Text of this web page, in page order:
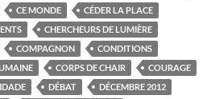
CE MONDE
CÉDER LA PLACE
CHERCHEURS DE LUMIÈRE
COMPAGNON
CONDITIONS
CORPS DE CHAIR
COURAGE
DÉBAT
DÉCEMBRE 2012